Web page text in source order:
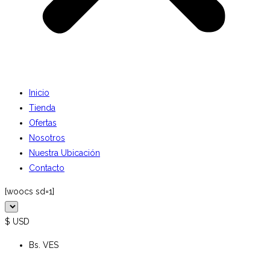
Inicio
Tienda
Ofertas
Nosotros
Nuestra Ubicación
Contacto
[woocs sd=1]
$ USD
Bs. VES